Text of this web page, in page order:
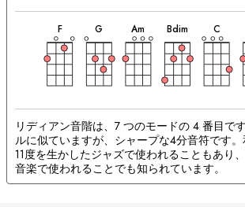
F
和
音 G
和
Am
和
Bdim
和
C
和
リディアン音階は、7 つのモードの 4 番目で
ルに似ていますが、シャープな4分音符です
11度を生かしたジャズで使われることもあり
音楽で使われることでも知られています。